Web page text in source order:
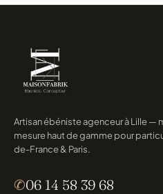
Artisan ébéniste agenceur à Lille —
mesure haut de gamme pour
de-France & Paris.
✆06 14 58 39 68